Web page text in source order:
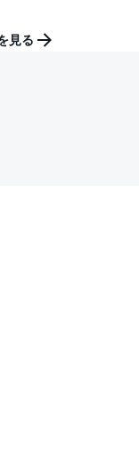
見る